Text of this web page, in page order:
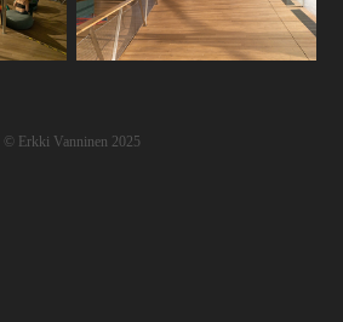
© Erkki Vanninen 2025